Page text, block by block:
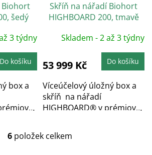
Biohort
šedý
3 týdny
Do košíku
box a
Skříň na nářadí Biohort
HIGHBOARD 200, tmavě
Skladem - 2 až 3 týdny
53 999 Kč Do košíku
Víceúčelový úložný box a
skříň na nářadí
HIGHBOARD® v prémiové
O
6položek celkem